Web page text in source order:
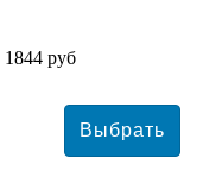
1844 руб